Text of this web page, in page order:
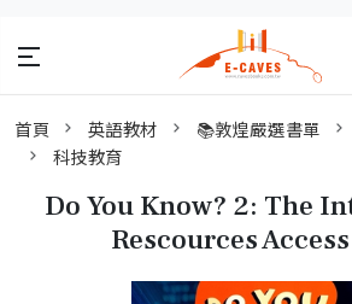
首頁 英語教材 📚敦煌嚴選書單
科技教育
Do You Know? 2: The
Rescources